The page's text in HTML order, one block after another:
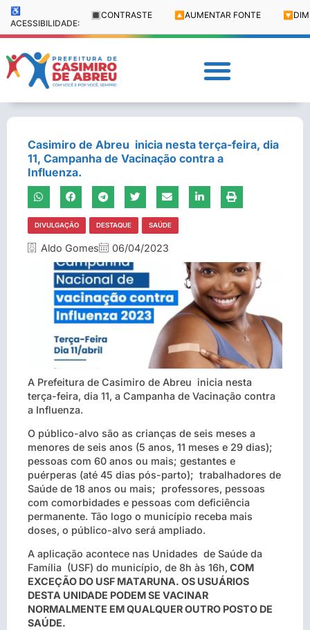
♿
ACESSIBILIDADE:
🔳 CONTRASTE 🔼 AUMENTAR FONTE 🔽
Casimiro de Abreu inicia nesta terça-feira, dia
11, Campanha de Vacinação contra a
Influenza.
DIVULGAÇÃO DESTAQUE SAÚDE
Aldo Gomes 06/04/2023
A Prefeitura de Casimiro de Abreu inicia nesta
terça-feira, dia 11, a Campanha de Vacinação contra
a Influenza.
O público-alvo são as crianças de seis meses a
menores de seis anos (5 anos, 11 meses e 29 dias);
pessoas com 60 anos ou mais; gestantes e
puérperas (até 45 dias pós-parto); trabalhadores de
Saúde de 18 anos ou mais; professores, pessoas
com comorbidades e pessoas com deficiência
permanente. Tão logo o município receba mais
doses, o público-alvo será ampliado.
A aplicação acontece nas Unidades de Saúde da
Família (USF) do município, de 8h às 16h, COM
EXCEÇÃO DO USF MATARUNA. OS USUÁRIOS
DESTA UNIDADE PODEM SE VACINAR
NORMALMENTE EM QUALQUER OUTRO POSTO DE
SAÚDE.